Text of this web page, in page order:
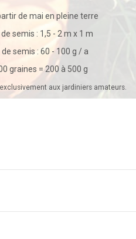
de mai en pleine terre
semis : 1,5 - 2 m x 1 m
de semis : 60 - 100 g / a
graines = 200 à 500 g
aux jardiniers amateurs.